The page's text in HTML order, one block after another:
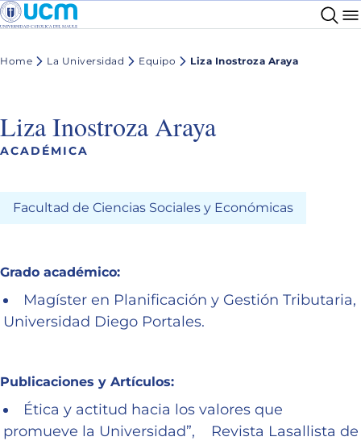
Home La Universidad Equipo Liza Inostroza Araya
Liza Inostroza Araya
ACADÉMICA
Facultad de Ciencias Sociales y Económicas
Grado académico:
Magíster en Planificación y Gestión Tributaria,
Universidad Diego Portales.
Publicaciones y Artículos:
Ética y actitud hacia los valores que
promueve la Universidad”, Revista Lasallista de